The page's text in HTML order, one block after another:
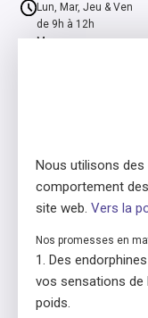
Lun, Mar, Jeu & Ven
de 9h à 12h
Mer
ensa est un
et Ernst Göhner.
Consédant de la licence
Nous utilisons
comportement
site web. Vers la
Nos promesses en
Des
vos sensations de
poids.